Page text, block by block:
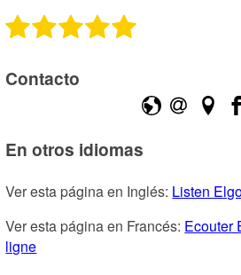
Contacto
En otros idiomas
Ver esta página en Inglés: Listen
Ver esta página en Francés: Ecouter
ligne